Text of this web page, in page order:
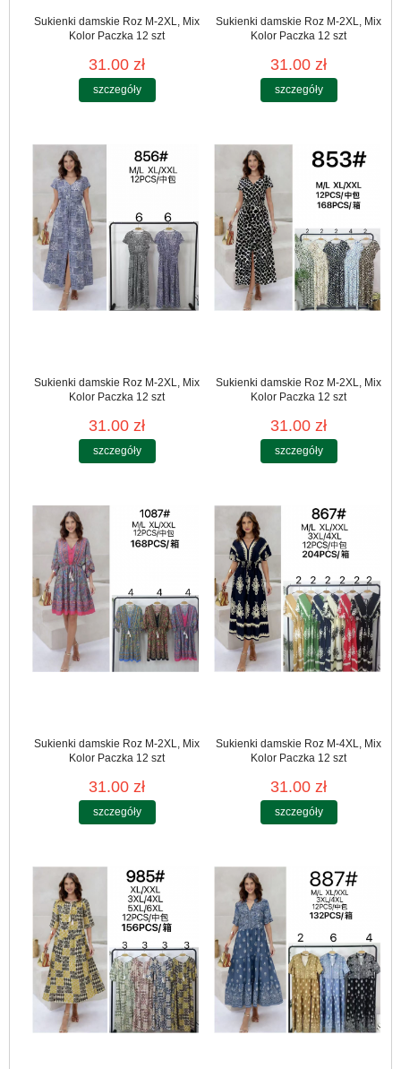
Sukienki damskie Roz M-2XL, Mix
Kolor Paczka 12 szt
31.00 zł
szczegóły
Sukienki damskie Roz M-2XL, Mix
Kolor Paczka 12 szt
31.00 zł
szczegóły
Sukienki damskie Roz M-2XL, Mix
Kolor Paczka 12 szt
31.00 zł
szczegóły
Sukienki damskie Roz M-2XL, Mix
Kolor Paczka 12 szt
31.00 zł
szczegóły
Sukienki damskie Roz M-2XL, Mix
Kolor Paczka 12 szt
31.00 zł
szczegóły
Sukienki damskie Roz M-4XL, Mix
Kolor Paczka 12 szt
31.00 zł
szczegóły